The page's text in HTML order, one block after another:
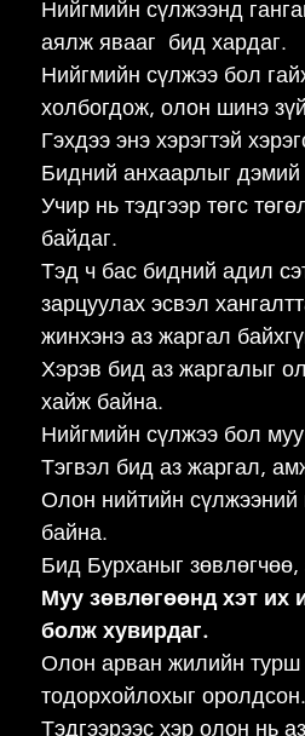
Нийгмийн сүлжээнд
аялж явааг  бид хардаг.
Нийгмийн сүлжээ бол
холбогдож, олон шинэ
Гэхдээ энэ хэрэгтэй
Бидний анхаарлыг
Учир нь тэдгээр төгс
байдаг.
Тэд ч бас бидний адил
зарцуулах эсвэл
жинхэнэ аз жаргал
Хэрэв бид аз жаргалыг
хайж байна.
Нийгмийн сүлжээ бол
Тэгвэл бид аз жаргал,
Олон нийтийн сүлжээний
байна.
Бид Бурханыг
Муу зөвлөгөөнд хэт их
болж хувирдаг.
Олон арван жилийн турш
тодорхойлохыг оролдсон.